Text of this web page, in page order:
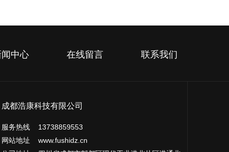
闻中心 在线留言 联系我们
成都浩康科技有限公司
服务热线 13738859553
网站地址 www.fushidz.cn